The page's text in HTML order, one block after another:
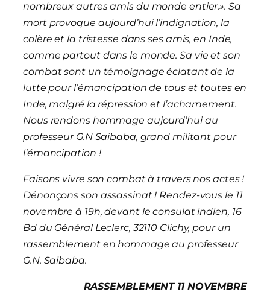
nombreux autres amis du monde entier.». Sa
mort provoque aujourd’hui l’indignation, la
colère et la tristesse dans ses amis, en Inde,
comme partout dans le monde. Sa vie et son
combat sont un témoignage éclatant de la
lutte pour l’émancipation de tous et toutes en
Inde, malgré la répression et l’acharnement.
Nous rendons hommage aujourd’hui au
professeur G.N Saibaba, grand militant pour
l’émancipation !
Faisons vivre son combat à travers nos actes !
Dénonçons son assassinat ! Rendez-vous le 11
novembre à 19h, devant le consulat indien, 16
Bd du Général Leclerc, 32110 Clichy, pour un
rassemblement en hommage au professeur
G.N. Saibaba.
RASSEMBLEMENT 11 NOVEMBRE